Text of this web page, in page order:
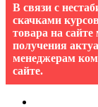
В связи с
скачками
товара на
получения
менеджерам
сайте.